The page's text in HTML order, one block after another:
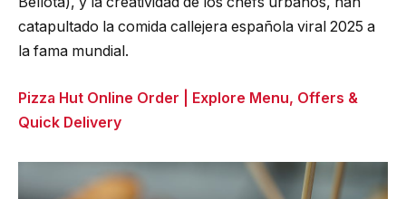
catapultado la comida callejera española viral 2025 a
la fama mundial.
Pizza Hut Online Order | Explore Menu, Offers &
Quick Delivery